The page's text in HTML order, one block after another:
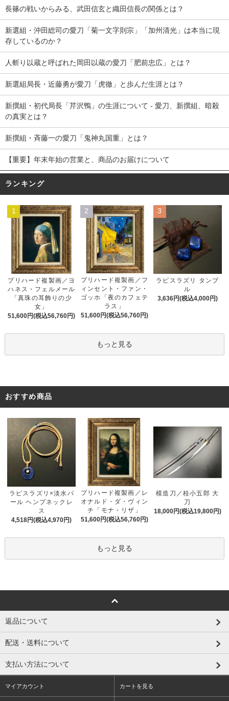
長篠の戦いからみる、武田信玄と織田信長の関係とは？
新選組・沖田総司の愛刀「菊一文字則宗」「加州清光」は本当に現
存しているのか？
人斬り以蔵と呼ばれた岡田以蔵の愛刀「肥前忠広」とは？
新選組局長・近藤勇が愛刀「虎徹」と歩んだ生涯とは？
新撰組・初代局長「芹沢鴨」の生涯について - 愛刀、新撰組、暗殺
の真実とは？
新撰組・斉藤一の愛刀「鬼神丸国重」とは？
【重要】年末年始の営業と、商品のお届けについて
ランキング
1
プリハード複製画／ヨ
ハネス・フェルメール
「真珠の耳飾りの少
女」
51,600円(税込56,760円)
2
プリハード複製画／フ
ィンセント・ファン・
ゴッホ「夜のカフェテ
ラス」
51,600円(税込56,760円)
3
ラピスラズリ タンブ
ル
3,636円(税込4,000円)
もっと見る
おすすめ商品
ラピスラズリ×淡水パ
ール ヘンプネックレ
ス
4,518円(税込4,970円)
プリハード複製画／レ
オナルド・ダ・ヴィン
チ「モナ・リザ」
51,600円(税込56,760円)
模造刀／桂小五郎 大
刀
18,000円(税込19,800円)
もっと見る
返品について
配送・送料について
支払い方法について
マイアカウント カートを見る